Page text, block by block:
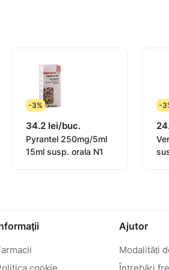
şi/sau Clonorchis sinensis);
tratamentul de lungă durată a
pct. 5.1):
pulmonare şi peritoneale.
-3%
34.2 lei/buc.
Pyrantel 250mg/5ml
15ml susp. orala N1
-
Ajutor
Modalități